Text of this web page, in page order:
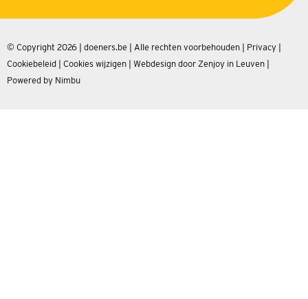
© Copyright 2026 | doeners.be | Alle rechten voorbehouden | Privacy
Cookiebeleid
Cookies wijzigen Webdesign door Zenjoy in Leuven
Powered by Nimbu